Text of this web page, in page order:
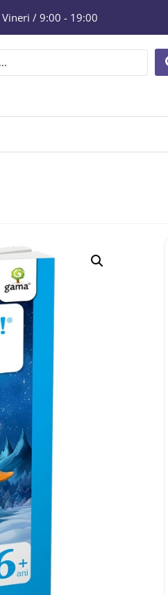
Vineri / 9:00 - 19:00